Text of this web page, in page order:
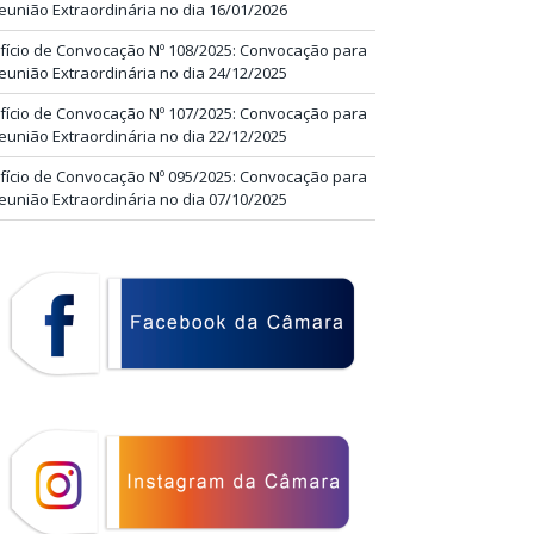
Extraordinária no dia 16/01/2026
de Convocação Nº 108/2025: Convocação para
Extraordinária no dia 24/12/2025
de Convocação Nº 107/2025: Convocação para
Extraordinária no dia 22/12/2025
de Convocação Nº 095/2025: Convocação para
Extraordinária no dia 07/10/2025